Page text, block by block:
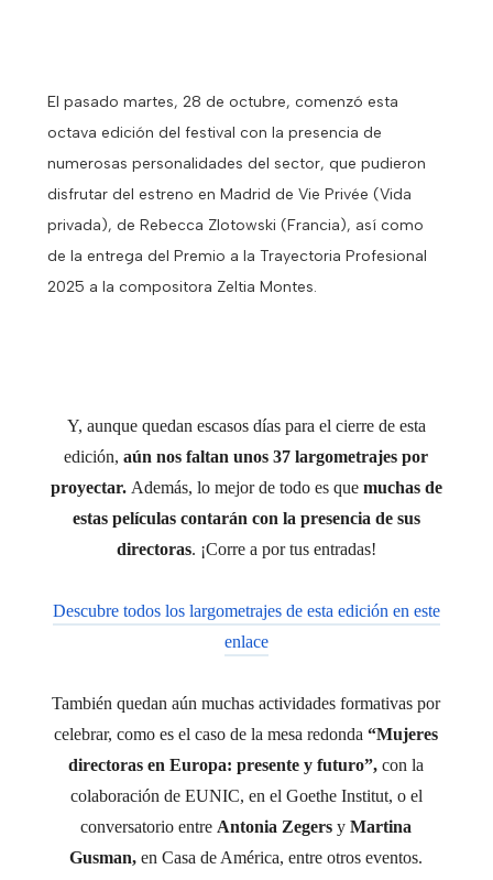
El pasado martes, 28 de octubre, comenzó esta
octava edición del festival con la presencia de
numerosas personalidades del sector, que pudieron
disfrutar del estreno en Madrid de Vie Privée (Vida
privada), de Rebecca Zlotowski (Francia), así como
de la entrega del Premio a la Trayectoria Profesional
2025 a la compositora Zeltia Montes.
Y, aunque quedan escasos días para el cierre de esta
edición,aún nos faltan unos 37 largometrajes por
proyectar. Además, lo mejor de todo es que muchas de
estas películas contarán con la presencia de sus
directoras. ¡Corre a por tus entradas!
Descubre todos los largometrajes de esta edición en este
enlace
También quedan aún muchas actividades formativas por
celebrar, como es el caso de la mesa redonda“Mujeres
directoras en Europa: presente y futuro”,con la
colaboración de EUNIC, en el Goethe Institut, o el
conversatorio entre Antonia Zegers yMartina
Gusman, en Casa de América, entre otros eventos.